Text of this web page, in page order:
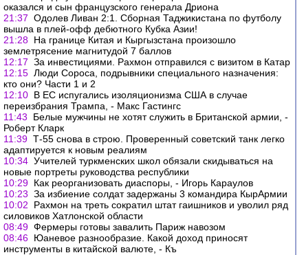
оказался и сын французского генерала Дриона
21:37 Одолев Ливан 2:1. Сборная Таджикистана по футболу
вышла в плей-офф дебютного Кубка Азии!
21:28 На границе Китая и Кыргызстана произошло
землетрясение магнитудой 7 баллов
12:17 За инвестициями. Рахмон отправился с визитом в Катар
12:15 Люди Сороса, подрывники специального назначения:
кто они? Части 1 и 2
12:10 В ЕС испугались изоляционизма США в случае
переизбрания Трампа, - Макс Гастингс
11:43
Белые мужчины не хотят служить в Британской армии, -
Роберт Кларк
11:39 Т-55 снова в строю. Проверенный советский танк легко
адаптируется к новым реалиям
10:34 Учителей туркменских школ обязали скидываться на
новые портреты руководства республики
10:29 Как реорганизовать диаспоры, - Игорь Караулов
10:23 За избиение солдат задержаны 3 командира КырАрмии
10:02
Рахмон на треть сократил штат гаишников и уволил ряд
силовиков Хатлонской области
08:49 Фермеры готовы завалить Париж навозом
08:46 Юаневое разнообразие. Какой доход приносят
инструменты в китайской валюте, - Къ